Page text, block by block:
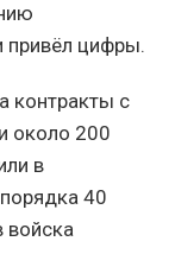
привёл цифры.
контракты с
около 200
в
40
войска